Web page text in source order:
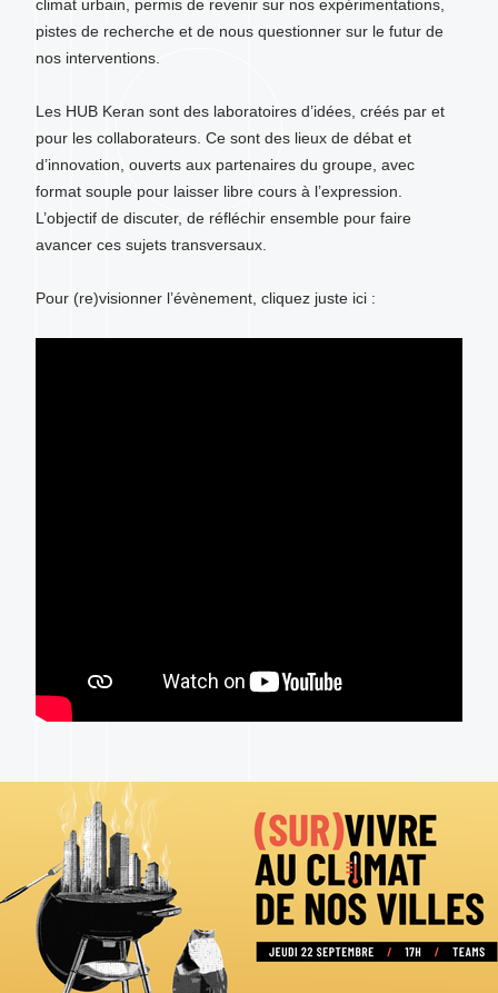
climat urbain, permis de revenir sur nos expérimentations,
pistes de recherche et de nous questionner sur le futur de
nos interventions.
Les HUB Keran sont des laboratoires d’idées, créés par et
pour les collaborateurs. Ce sont des lieux de débat et
d’innovation, ouverts aux partenaires du groupe, avec
format souple pour laisser libre cours à l’expression.
L’objectif de discuter, de réfléchir ensemble pour faire
avancer ces sujets transversaux.
Pour (re)visionner l’évènement, cliquez juste ici :